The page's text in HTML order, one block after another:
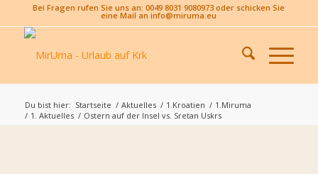
Bei Fragen rufen Sie uns an: 0049 8031 9080973 oder schicken Sie
eine Mail an info@miruma.eu
Du bist hier: Startseite / Aktuelles / 1.Kroatien / 1.Miruma
/ 1. Aktuelles / Ostern auf der Insel vs. Sretan Uskrs